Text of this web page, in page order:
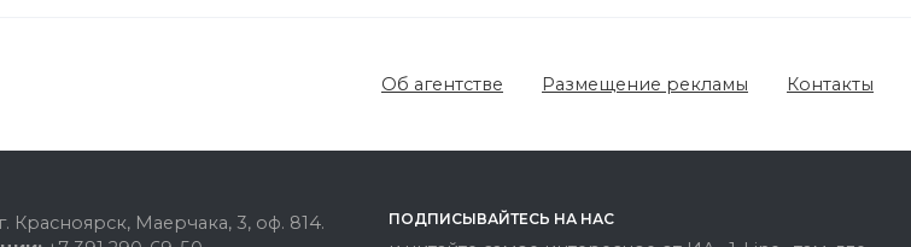
Об агентстве Размещение рекламы Контакты
Красноярск, Маерчака, 3, оф. 814.
ПОДПИСЫВАЙТЕСЬ НА НАС